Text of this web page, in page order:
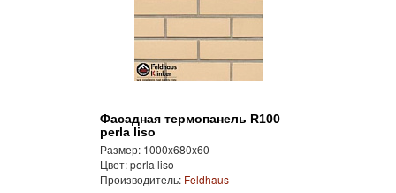
Фасадная термопанель R100
perla liso
Размер: 1000x680x60
Цвет: perla liso
Производитель: Feldhaus